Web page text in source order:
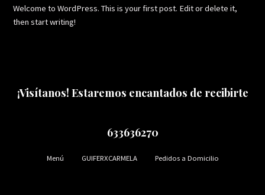
Welcome to WordPress. This is your first post. Edit or delete it,
then start writing!
¡Visítanos! Estaremos encantados de recibirte
633636270
Menú GUIFERXCARMELA Pedidos a Domicilio